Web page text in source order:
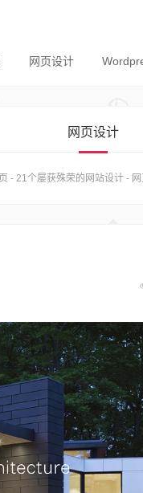
网页设计
网页设计
- 21个屡获殊荣的网站设计 -
80+颜色变更Photoshop动